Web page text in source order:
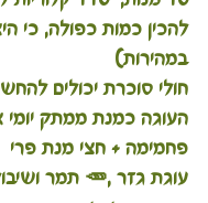
להכין כמות כפולה, כי
במהירות)
חולי סוכרת יכולים
העוגה כמנת ממתק יומי
פחמימה + חצי מנת פרי
עוגת גזר ,🥕 תמר